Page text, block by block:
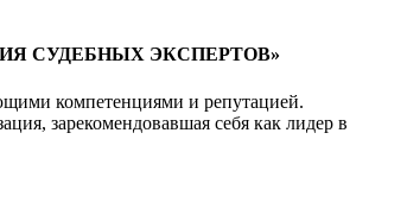
СУДЕБНЫХ ЭКСПЕРТОВ»
компетенциями и репутацией.
зарекомендовавшая себя как лидер в